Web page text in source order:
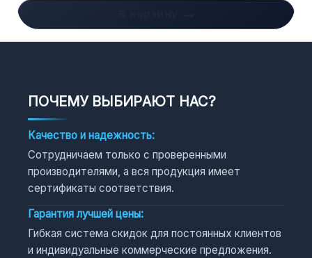
ПОЧЕМУ ВЫБИРАЮТ НАС?
Качество и надежность:
Сотрудничаем только с проверенными
производителями, а вся продукция имеет
сертификаты соответствия.
Гарантия лучшей цены:
Гибкая система скидок для постоянных клиентов
и индивидуальные коммерческие предложения.